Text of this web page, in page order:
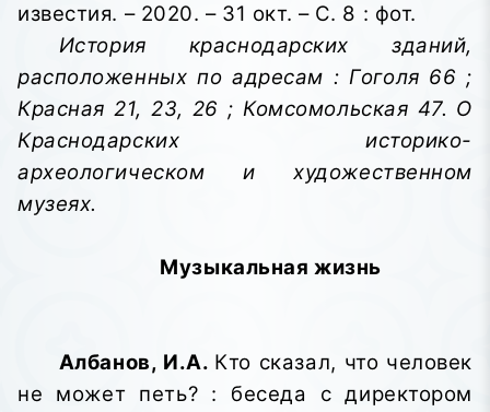
известия. – 2020. – 31 окт. – С. 8 : фот.
История краснодарских зданий,
расположенных по адресам : Гоголя 66 ;
Красная 21, 23, 26 ; Комсомольская 47. О
Краснодарских историко-
археологическом и художественном
музеях.
Музыкальная жизнь
Албанов, И.А. Кто сказал, что человек
не может петь? : беседа с директором